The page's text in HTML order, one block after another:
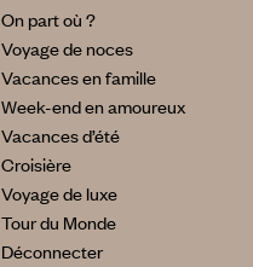
On part où ?
Voyage de noces
Vacances en famille
Week-end en amoureux
Vacances d’été
Croisière
Voyage de luxe
Tour du Monde
Déconnecter